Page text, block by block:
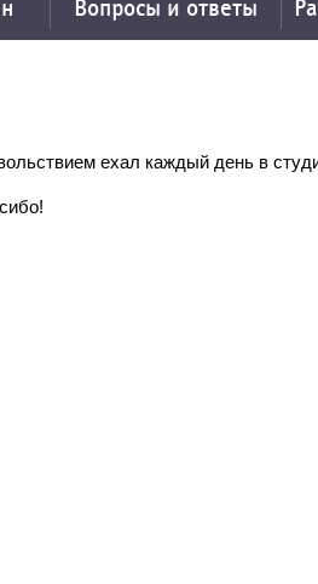
Вопросы и ответы
ехал каждый день в